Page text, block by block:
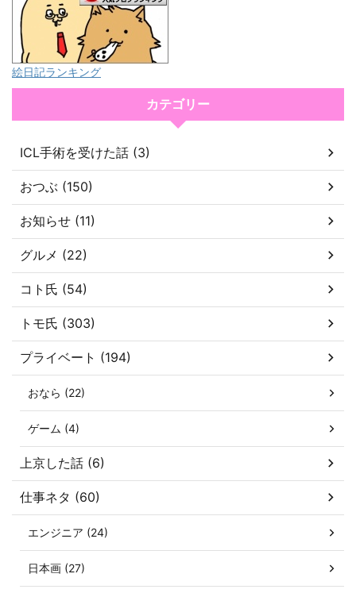
絵日記ランキング
カテゴリー
ICL手術を受けた話 (3)
おつぶ (150)
お知らせ (11)
グルメ (22)
コト氏 (54)
トモ氏 (303)
プライベート (194)
おなら (22)
ゲーム (4)
上京した話 (6)
仕事ネタ (60)
エンジニア (24)
日本画 (27)